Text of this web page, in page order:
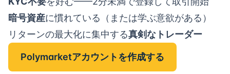
暗号資産に慣れている（または学ぶ意欲がある）
リターンの最大化に集中する真剣なトレーダー
Polymarketアカウントを作成する